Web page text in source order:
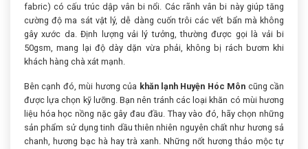
fabric) có cấu trúc dập vân bi nổi. Các rãnh vân bi này giúp tăng
cường độ ma sát vật lý, dễ dàng cuốn trôi các vết bẩn mà không
gây xước da. Định lượng vải lý tưởng, thường được gọi là vải bi
50gsm, mang lại độ dày dặn vừa phải, không bị rách bươm khi
khách hàng chà xát mạnh.
Bên cạnh đó, mùi hương của khăn lạnh Huyện Hóc Môn cũng cần
được lựa chọn kỹ lưỡng. Bạn nên tránh các loại khăn có mùi hương
liệu hóa học nồng nặc gây đau đầu. Thay vào đó, hãy chọn những
sản phẩm sử dụng tinh dầu thiên nhiên nguyên chất như hương sả
chanh, hương bạc hà hay trà xanh. Những nốt hương thảo mộc tự